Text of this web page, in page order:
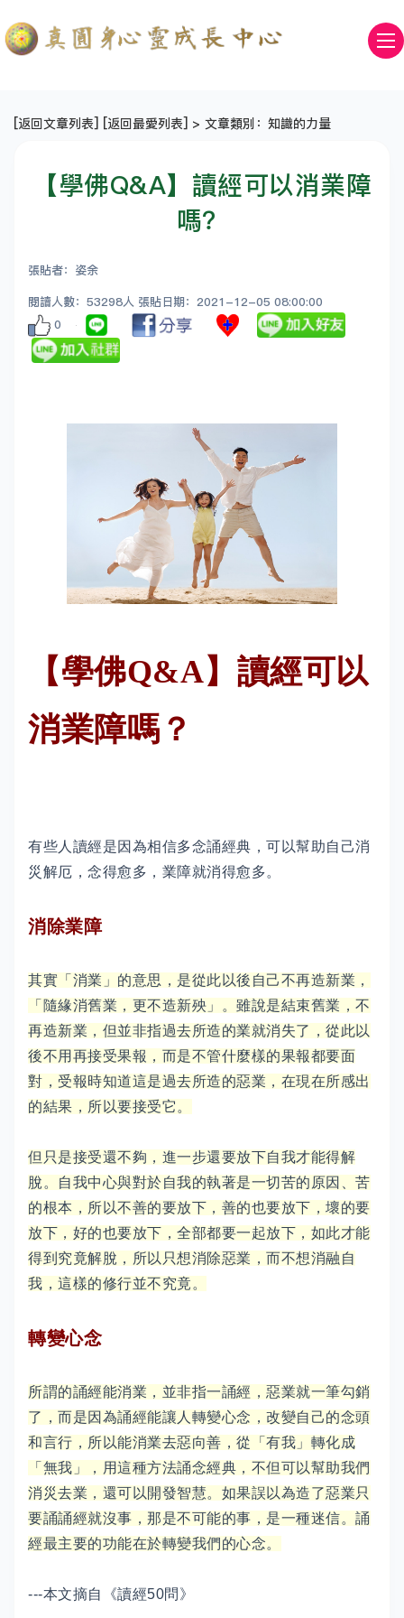
[返回文章列表] [返回最愛列表] > 文章類別：知識的力量
【學佛Q&A】讀經可以消業障
嗎？
張貼者：姿余
閱讀人數：53298人 張貼日期：2021-12-05 08:00:00
0
【學佛Q&A】讀經可以
消業障嗎？
有些人讀經是因為相信多念誦經典，可以幫助自己消
災解厄，念得愈多，業障就消得愈多。
消除業障
其實「消業」的意思，是從此以後自己不再造新業，
「隨緣消舊業，更不造新殃」。雖說是結束舊業，不
再造新業，但並非指過去所造的業就消失了，從此以
後不用再接受果報，而是不管什麼樣的果報都要面
對，受報時知道這是過去所造的惡業，在現在所感出
的結果，所以要接受它。
但只是接受還不夠，進一步還要放下自我才能得解
脫。自我中心與對於自我的執著是一切苦的原因、苦
的根本，所以不善的要放下，善的也要放下，壞的要
放下，好的也要放下，全部都要一起放下，如此才能
得到究竟解脫，所以只想消除惡業，而不想消融自
我，這樣的修行並不究竟。
轉變心念
所謂的誦經能消業，並非指一誦經，惡業就一筆勾銷
了，而是因為誦經能讓人轉變心念，改變自己的念頭
和言行，所以能消業去惡向善，從「有我」轉化成
「無我」，用這種方法誦念經典，不但可以幫助我們
消災去業，還可以開發智慧。如果誤以為造了惡業只
要誦誦經就沒事，那是不可能的事，是一種迷信。誦
經最主要的功能在於轉變我們的心念。
---本文摘自《讀經50問》